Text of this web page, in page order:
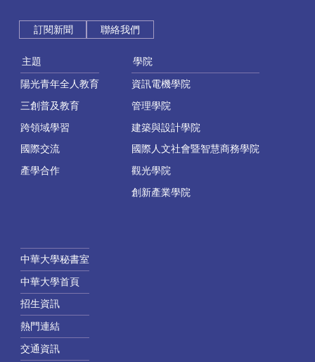
訂閱新聞 聯絡我們
主題
陽光青年全人教育
三創普及教育
跨領域學習
國際交流
產學合作
學院
資訊電機學院
管理學院
建築與設計學院
國際人文社會暨智慧商務學院
觀光學院
創新產業學院
中華大學秘書室
中華大學首頁
招生資訊
熱門連結
交通資訊